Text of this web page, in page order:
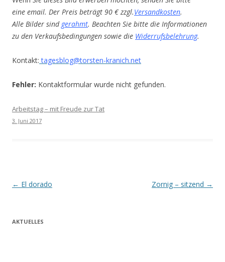
eine email. Der Preis beträgt 90 € zzgl.Versandkosten.
Alle Bilder sind gerahmt. Beachten Sie bitte die Informationen
zu den Verkaufsbedingungen sowie die Widerrufsbelehrung.
Kontakt: tagesblog@torsten-kranich.net
Fehler: Kontaktformular wurde nicht gefunden.
Arbeitstag – mit Freude zur Tat
3. Juni 2017
Beitrags-
← El dorado Zornig – sitzend →
AKTUELLES